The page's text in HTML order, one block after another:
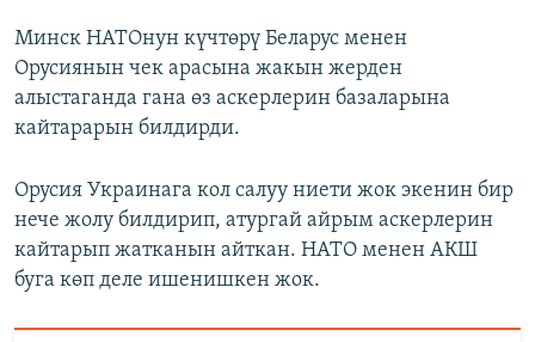
Минск НАТОнун күчтөрү Беларус менен
Орусиянын чек арасына жакын жерден
алыстаганда гана өз аскерлерин базаларына
кайтарарын билдирди.
Орусия Украинага кол салуу ниети жок экенин бир
нече жолу билдирип, атургай айрым аскерлерин
кайтарып жатканын айткан. НАТО менен АКШ
буга көп деле ишенишкен жок.